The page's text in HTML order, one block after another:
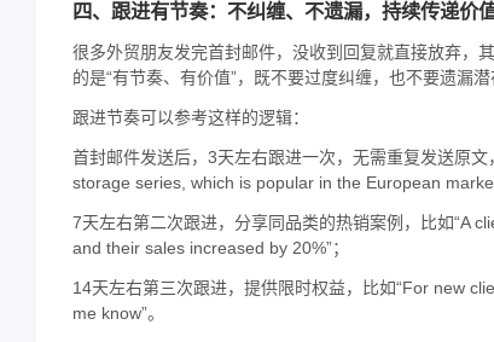
四、跟进有节奏：不纠缠、不遗漏，持续传递价
很多外贸朋友发完首封邮件，没收到回复就直接放弃，
的是“有节奏、有价值”，既不要过度纠缠，也不要遗漏潜
跟进节奏可以参考这样的逻辑：
首封邮件发送后，3天左右跟进一次，无需重复发送原
storage series, which is popular in the European market
7天左右第二次跟进，分享同品类的热销案例，比如“A
and their sales increased by 20%”；
14天左右第三次跟进，提供限时权益，比如“For new
me know”。